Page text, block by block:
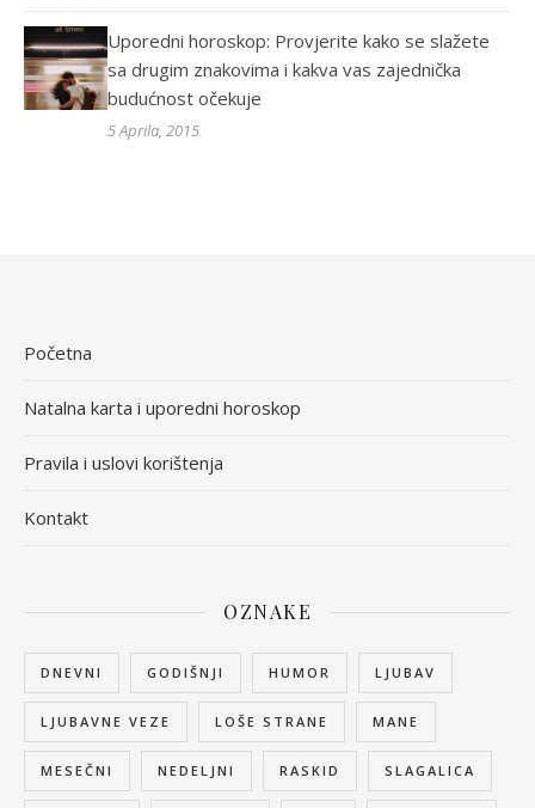
Uporedni horoskop: Provjerite kako se slažete
sa drugim znakovima i kakva vas zajednička
budućnost očekuje
5 Aprila, 2015
Početna
Natalna karta i uporedni horoskop
Pravila i uslovi korištenja
Kontakt
OZNAKE
DNEVNI GODIŠNJI HUMOR LJUBAV
LJUBAVNE VEZE LOŠE STRANE MANE
MESEČNI NEDELJNI RASKID SLAGALICA